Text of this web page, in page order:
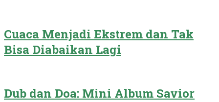
Cuaca Menjadi Ekstrem dan Tak
Bisa Diabaikan Lagi
Dub dan Doa: Mini Album Savior